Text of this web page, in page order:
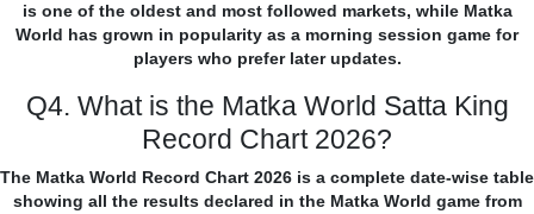
is one of the oldest and most followed markets, while Matka
World has grown in popularity as a morning session game for
players who prefer later updates.
Q4. What is the Matka World Satta King
Record Chart 2026?
The Matka World Record Chart 2026 is a complete date-wise table
showing all the results declared in the Matka World game from